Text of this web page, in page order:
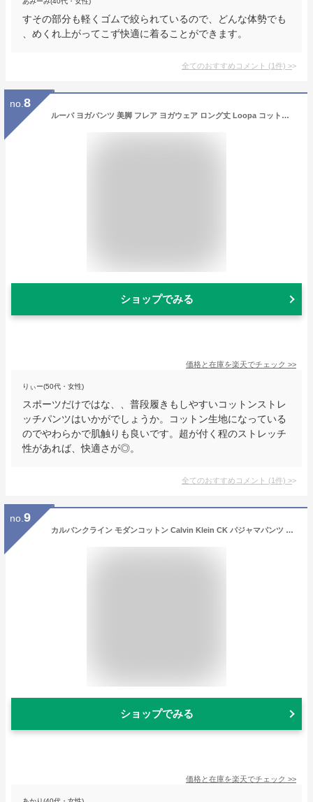
すその部分も軽くゴムで絞られているので、どんな体勢でも
、めくれ上がってこず快適に着ることができます。
全てのおすすめコメント (1件) >
no. 8
ルーパ ヨガパンツ 美脚 フレア ヨガウェア ロング丈 Loopa コットンストレッチパンツ（Vフロント）[厚地タイプ] ヨガウェア ヨガウエア ヨガウエア 美脚パンツ ヨガパンツ ロングパンツ フィットネス ダンス レディース ルーパ【美脚】「AZ」セール [ST-LO]005 [ST-LO]006
ショップでみる
価格と在庫を楽天でチェック >>
りぃー(50代・女性)
スポーツだけではな、、普段履きもしやすいコットンストレ
ッチパンツはいかがでしょうか。コットン生地になっている
のでやわらかで肌触りも良いです。超が付く程のストレッチ
性があれば、快適さが◎。
全てのおすすめコメント (1件) >
no. 9
カルバンクライン モダンコットン Calvin Klein CK パジャマパンツ レギンスパンツ レディース 下着 スポーツウェア 部屋着 おしゃれ
ショップでみる
価格と在庫を楽天でチェック >>